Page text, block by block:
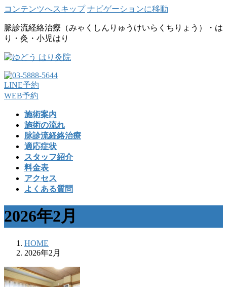
コンテンツへスキップ ナビゲーションに移動
脈診流経絡治療（みゃくしんりゅうけいらくちりょう）・は
り・灸・小児はり
LINE予約
WEB予約
施術案内
施術の流れ
脉診流経絡治療
適応症状
スタッフ紹介
料金表
アクセス
よくある質問
2026年2月
HOME
2026年2月